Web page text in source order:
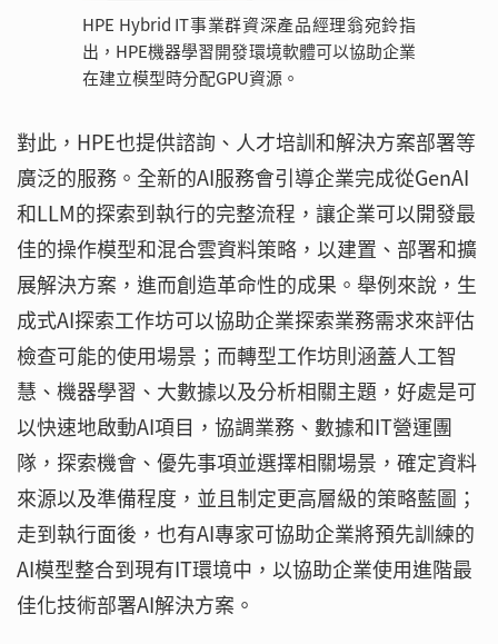
HPE Hybrid IT事業群資深產品經理翁宛鈴指
出，HPE機器學習開發環境軟體可以協助企業
在建立模型時分配GPU資源。
對此，HPE也提供諮詢、人才培訓和解決方案部署等
廣泛的服務。全新的AI服務會引導企業完成從GenAI
和LLM的探索到執行的完整流程，讓企業可以開發最
佳的操作模型和混合雲資料策略，以建置、部署和擴
展解決方案，進而創造革命性的成果。舉例來說，生
成式AI探索工作坊可以協助企業探索業務需求來評估
檢查可能的使用場景；而轉型工作坊則涵蓋人工智
慧、機器學習、大數據以及分析相關主題，好處是可
以快速地啟動AI項目，協調業務、數據和IT營運團
隊，探索機會、優先事項並選擇相關場景，確定資料
來源以及準備程度，並且制定更高層級的策略藍圖；
走到執行面後，也有AI專家可協助企業將預先訓練的
AI模型整合到現有IT環境中，以協助企業使用進階最
佳化技術部署AI解決方案。